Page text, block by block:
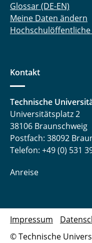
Glossar (DE-EN)
Meine Daten ändern
Kontakt
Technische
Universitätsplatz 2
38106 Braunschweig
Postfach: 38092
Telefon: +49 (0) 531
Anreise
© Technische
Impressum